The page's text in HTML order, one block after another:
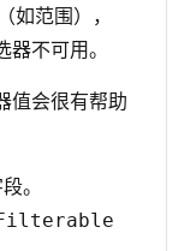
如范围），
不可用。
值会很有帮助
。